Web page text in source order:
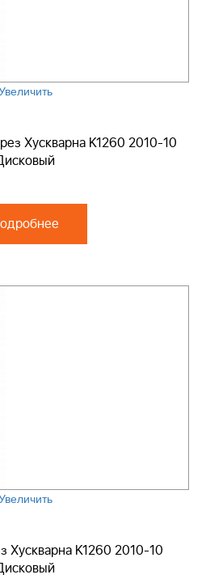
Хускварна K1260 2010-10
Хускварна K1260 2010-10